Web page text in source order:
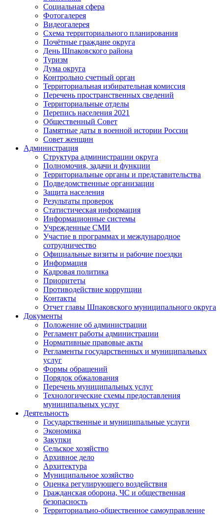
Социальная сфера
Фотогалерея
Видеогалерея
Схема территориального планирования
Почётные граждане округа
День Шпаковского района
Туризм
Дума округа
Контрольно счетный орган
Территориальная избирательная комиссия
Перечень пространственных сведений
Территориальные отделы
Перепись населения 2021
Общественный Совет
Памятные даты в военной истории России
Совет женщин
Администрация
Структура администрации округа
Полномочия, задачи и функции
Территориальные органы и представительства
Подведомственные организации
Защита населения
Результаты проверок
Статистическая информация
Информационные системы
Учрежденные СМИ
Участие в программах и международное
сотрудничество
Официальные визиты и рабочие поездки
Информация
Кадровая политика
Приоритеты
Противодействие коррупции
Контакты
Отчет главы Шпаковского муниципального округа
Документы
Положение об администрации
Регламент работы администрации
Нормативные правовые акты
Регламенты государственных и муниципальных
услуг
Формы обращений
Порядок обжалования
Перечень муниципальных услуг
Технологические схемы предоставления
муниципальных услуг
Деятельность
Государственные и муниципальные услуги
Экономика
Закупки
Сельское хозяйство
Архивное дело
Архитектура
Муниципальное хозяйство
Оценка регулирующего воздействия
Гражданская оборона, ЧС и общественная
безопасность
Территориально-общественное самоуправление